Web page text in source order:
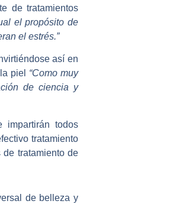
de tratamientos
el propósito de
el estrés.”
así en
piel “Como muy
de ciencia y
impartirán todos
tratamiento
tratamiento de
de belleza y